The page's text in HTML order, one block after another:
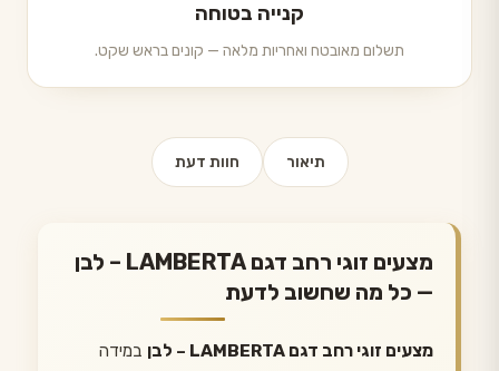
קנייה בטוחה
תשלום מאובטח ואחריות מלאה — קונים בראש שקט.
תיאור חוות דעת
מצעים זוגי רחב דגם LAMBERTA – לבן
— כל מה שחשוב לדעת
מצעים זוגי רחב דגם LAMBERTA – לבן
במידה